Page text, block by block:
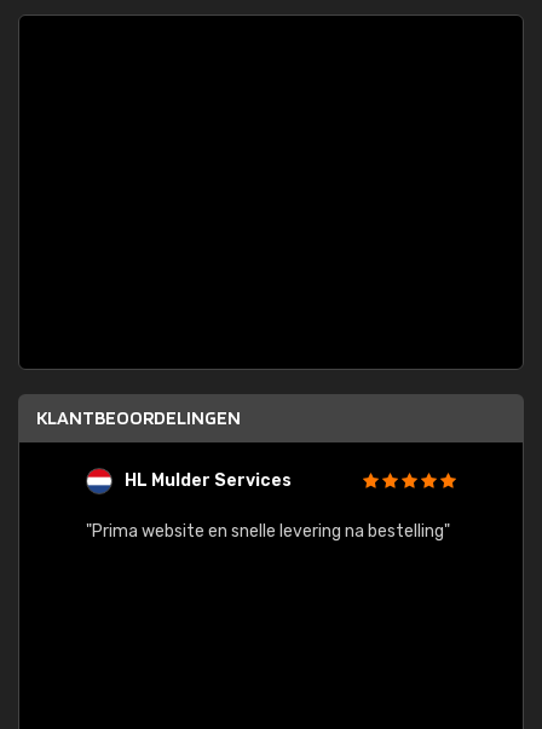
KLANTBEOORDELINGEN
HL Mulder Services
"Prima website en snelle levering na bestelling"